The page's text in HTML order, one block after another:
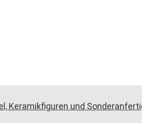
Keramikfiguren und